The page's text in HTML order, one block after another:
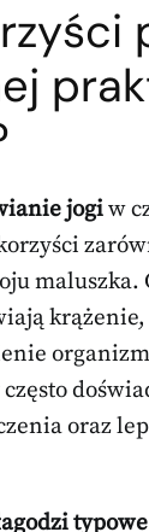
jogiw
maluszka.
krążenie,
oraz